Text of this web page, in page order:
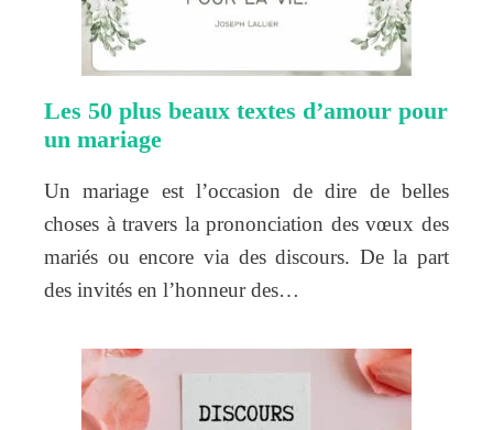
Les 50 plus beaux textes d’amour pour
un mariage
Un mariage est l’occasion de dire de belles
choses à travers la prononciation des vœux des
mariés ou encore via des discours. De la part
des invités en l’honneur des…